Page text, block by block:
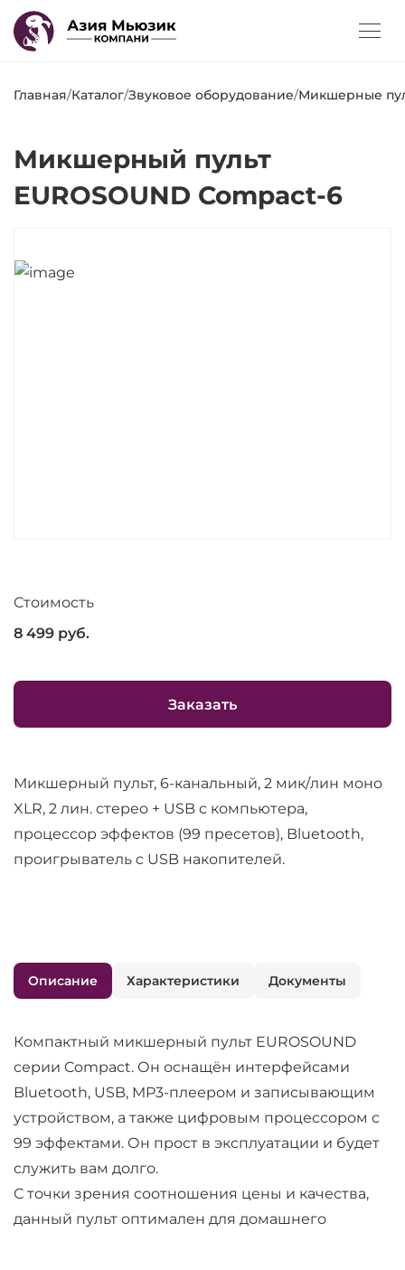
Главная/Каталог/Звуковое оборудование/Микшерные
Микшерный пульт
EUROSOUND Compact-6
Стоимость
8 499 руб.
Заказать
Микшерный пульт, 6-канальный, 2 мик/лин моно
XLR, 2 лин. стерео + USB с компьютера,
процессор эффектов (99 пресетов), Bluetooth,
проигрыватель c USB накопителей.
Описание Характеристики Документы
Компактный микшерный пульт EUROSOUND
серии Compact. Он оснащён интерфейсами
Bluetooth, USB, MP3-плеером и записывающим
устройством, а также цифровым процессором с
99 эффектами. Он прост в эксплуатации и будет
служить вам долго.
С точки зрения соотношения цены и качества,
данный пульт оптимален для домашнего